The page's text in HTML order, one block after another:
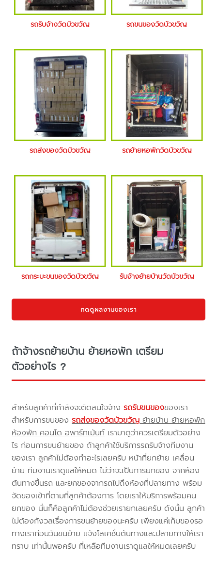
รถรับจ้างวัดบัวขวัญ รถขนของวัดบัวขวัญ
รถส่งของวัดบัวขวัญ รถย้ายหอพักวัดบัวขวัญ
รถกระบะขนของวัดบัวขวัญ รับจ้างย้ายบ้านวัดบัวขวัญ
กดดูผลงานของเรา
ถ้าจ้างรถย้ายบ้าน ย้ายหอพัก เตรียม
ตัวอย่างไร ?
สำหรับลูกค้าที่กำลังจะตัดสินใจจ้างรถรับขนของของเรา
สำหรับการขนของรถส่งของวัดบัวขวัญย้ายบ้าน ย้ายหอพัก
ห้องพัก คอนโด อพาร์ทเม้นท์เรามาดูว่าควรเตรียมตัวอย่าง
ไร ก่อนการขนย้ายของ ถ้าลูกค้าใช้บริการรถรับจ้างทีมงาน
ของเรา ลูกค้าไม่ต้องทำอะไรเลยครับ หน้าที่ยกย้าย เคลื่อน
ย้าย ทีมงานเราดูแลให้หมด ไม่ว่าจะเป็นการยกของ จากห้อง
ต้นทางขึ้นรถ และยกของจากรถไปถึงห้องที่ปลายทาง พร้อม
จัดของเข้าที่ตามที่ลูกค้าต้องการ โดยเราให้บริการพร้อมคน
ยกของ นั่นก็คือลูกค้าไม่ต้องช่วยเรายกเลยครับ ดังนั้น ลูกค้า
ไม่ต้องกังวลเรื่องการขนย้ายของนะครับ เพียงแค่เก็บของรอ
ทางเราก่อนวันขนย้าย แจ้งโลเคชั่นต้นทางและปลายทางให้เรา
ทราบ เท่านั้นพอครับ ที่เหลือทีมงานเราดูแลให้หมดเลยครับ